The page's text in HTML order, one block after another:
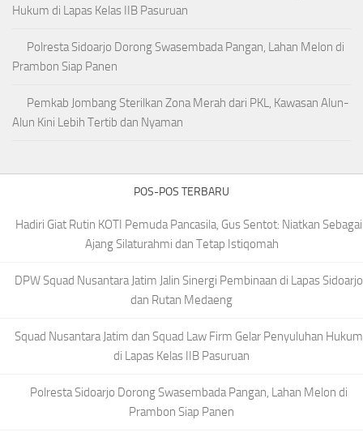
Hukum di Lapas Kelas IIB Pasuruan
Polresta Sidoarjo Dorong Swasembada Pangan, Lahan Melon di
Prambon Siap Panen
Pemkab Jombang Sterilkan Zona Merah dari PKL, Kawasan Alun-
Alun Kini Lebih Tertib dan Nyaman
POS-POS TERBARU
Hadiri Giat Rutin KOTI Pemuda Pancasila, Gus Sentot: Niatkan Sebagai
Ajang Silaturahmi dan Tetap Istiqomah
DPW Squad Nusantara Jatim Jalin Sinergi Pembinaan di Lapas Sidoarjo
dan Rutan Medaeng
Squad Nusantara Jatim dan Squad Law Firm Gelar Penyuluhan Hukum
di Lapas Kelas IIB Pasuruan
Polresta Sidoarjo Dorong Swasembada Pangan, Lahan Melon di
Prambon Siap Panen